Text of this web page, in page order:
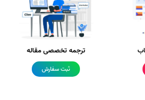
ترجمه تخصصی مقاله
ثبت سفارش